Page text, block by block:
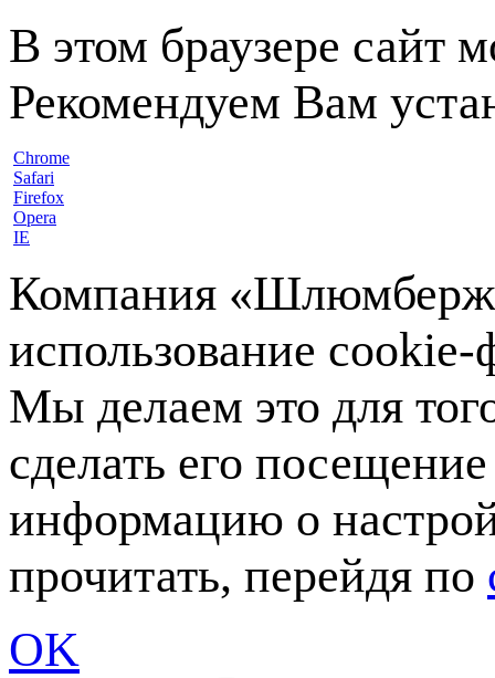
В этом браузере сайт
Рекомендуем Вам
Chrome
Safari
Firefox
Opera
IE
Компания
использование
Мы делаем это для
сделать его
информацию о
прочитать, перейдя по
OK